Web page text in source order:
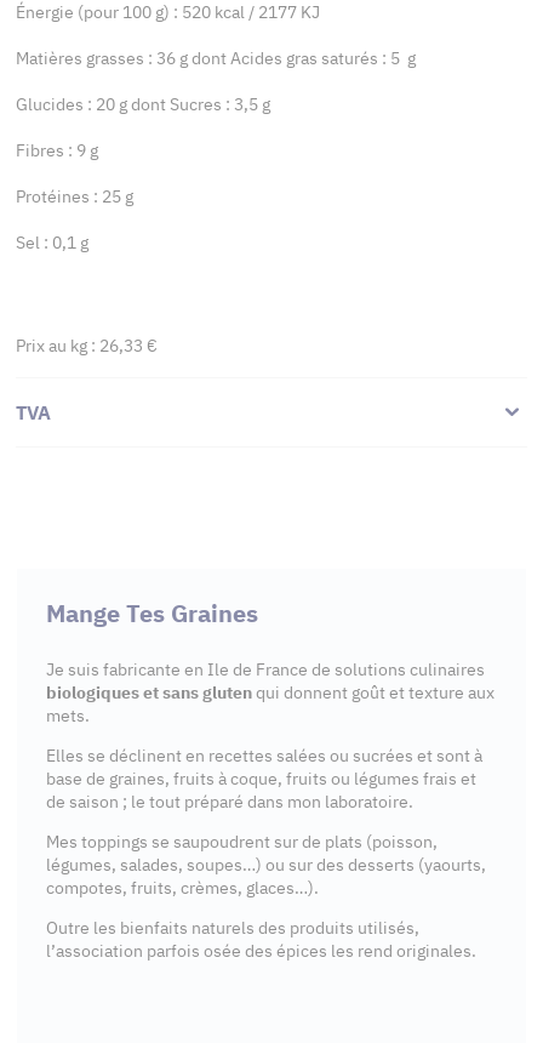
Énergie (pour 100 g) : 520 kcal / 2177 KJ
Matières grasses : 36 g dont Acides gras saturés : 5 g
Glucides : 20 g dont Sucres : 3,5 g
Fibres : 9 g
Protéines : 25 g
Sel : 0,1 g
Prix au kg : 26,33 €
TVA
Mange Tes Graines
Je suis fabricante en Ile de France de solutions culinaires
biologiques et sans glutenqui donnent goût et texture aux
mets.
Elles se déclinent en recettes salées ou sucrées et sont à
base de graines, fruits à coque, fruits ou légumes frais et
de saison ; le tout préparé dans mon laboratoire.
Mes toppings se saupoudrent sur de plats (poisson,
légumes, salades, soupes…) ou sur des desserts (yaourts,
compotes, fruits, crèmes, glaces…).
Outre les bienfaits naturels des produits utilisés,
l’association parfois osée des épices les rend originales.